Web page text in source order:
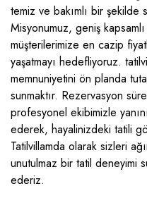
Ölüdeniz
Ovacık
Yanıklar
Yeşilüzümlü
Ordu
Ortaalan
Patara
Sarıbelen
Ulugöl
Üzümlü
Yalı
Marmaris
Menderes
Sapanca
Seydikemer
Söğüt
Havuzu Tam
Isıtmalı Havuzlu
Jakuzili Villalar
Kahvaltı Dahil Villalar
Muhafazakar Villalar
Plaja Yakın Villalar
Saunalı Villalar
temiz ve bakımlı bir şekilde
Misyonumuz, geniş
müşterilerimize en cazip
yaşatmayı hedefliyoruz.
memnuniyetini ön planda
sunmaktır. Rezervasyon
profesyonel ekibimizle
ederek, hayalinizdeki tatili
Tatilvillamda olarak sizleri
unutulmaz bir tatil deneyimi
ederiz.